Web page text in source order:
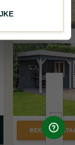
BEKIJK